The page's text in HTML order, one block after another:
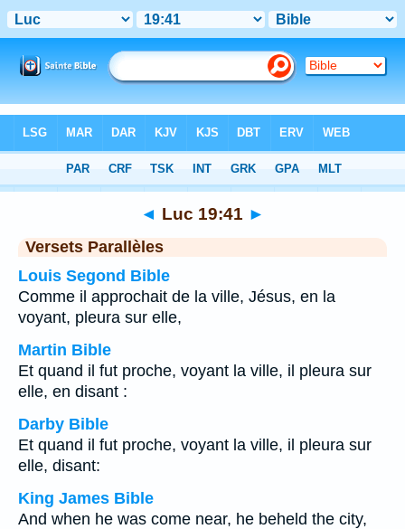
Chapitre 19> Verset 41
◄ Luc 19:41 ►
Versets Parallèles
Louis Segond Bible
Comme il approchait de la ville, Jésus, en la
voyant, pleura sur elle,
Martin Bible
Et quand il fut proche, voyant la ville, il pleura sur
elle, en disant :
Darby Bible
Et quand il fut proche, voyant la ville, il pleura sur
elle, disant:
King James Bible
And when he was come near, he beheld the city,